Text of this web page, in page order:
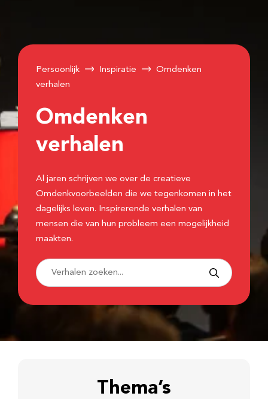
Persoonlijk Inspiratie
Omdenken
verhalen
Omdenken
verhalen
Al jaren schrijven we over de creatieve
Omdenkvoorbeelden die we tegenkomen in het
dagelijks leven. Inspirerende verhalen van
mensen die van hun probleem een mogelijkheid
maakten.
Thema’s